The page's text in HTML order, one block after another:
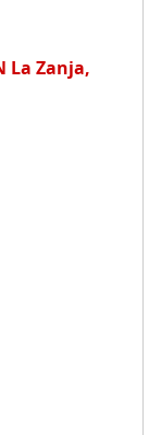
La Zanja,